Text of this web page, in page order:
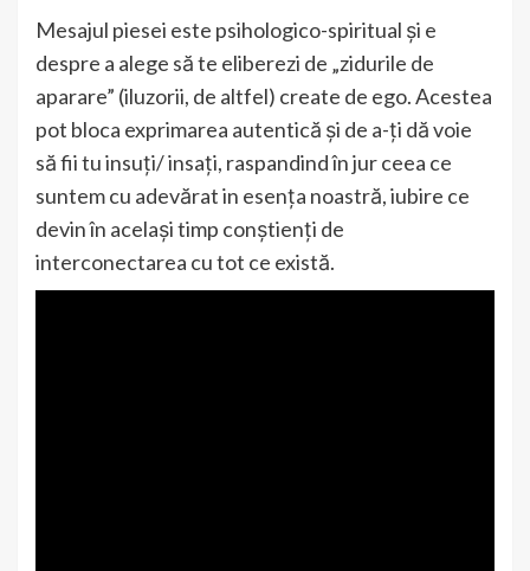
Mesajul piesei este psihologico-spiritual și e
despre a alege să te eliberezi de „zidurile de
aparare” (iluzorii, de altfel) create de ego. Acestea
pot bloca exprimarea autentică și de a-ți dă voie
să fii tu insuți/ insați, raspandind în jur ceea ce
suntem cu adevărat in esența noastră, iubire ce
devin în același timp conștienți de
interconectarea cu tot ce există.